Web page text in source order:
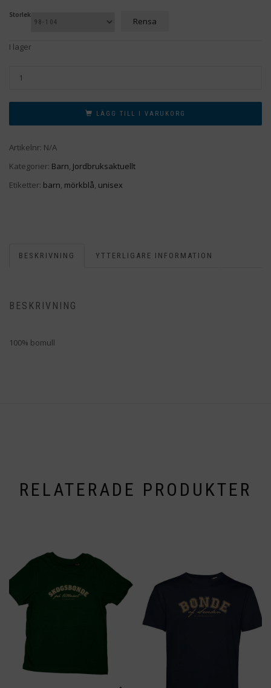
Storlek
Rensa
I lager
LÄGG TILL I VARUKORG
Artikelnr: N/A
Kategorier: Barn, Jordbruksaktuellt
Etiketter: barn mörkblå unisex
BESKRIVNING YTTERLIGARE INFORMATION
BESKRIVNING
100% bomull
RELATERADE PRODUKTER